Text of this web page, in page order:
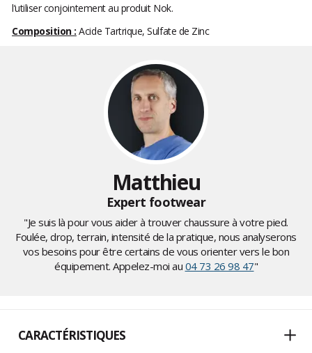
l’utiliser conjointement au produit Nok.
Composition : Acide Tartrique, Sulfate de Zinc
Matthieu
Expert footwear
"Je suis là pour vous aider à trouver chaussure à votre pied.
Foulée, drop, terrain, intensité de la pratique, nous analyserons
vos besoins pour être certains de vous orienter vers le bon
équipement. Appelez-moi au 04 73 26 98 47"
CARACTÉRISTIQUES